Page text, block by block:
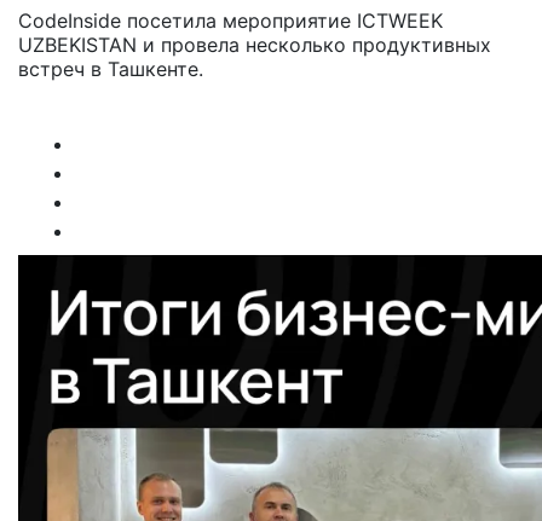
CodeInside посетила мероприятие ICTWEEK
UZBEKISTAN и провела несколько продуктивных
встреч в Ташкенте.